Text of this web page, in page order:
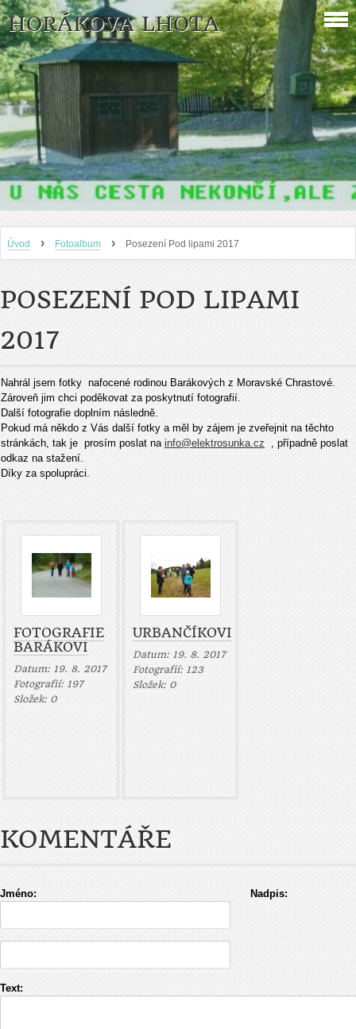
HORÁKOVA LHOTA
Úvod › Fotoalbum › Posezení Pod lipami 2017
POSEZENÍ POD LIPAMI
2017
Nahrál jsem fotky nafocené rodinou Barákových z Moravské Chrastové.
Zároveň jim chci poděkovat za poskytnutí fotografií.
Další fotografie doplním následně.
Pokud má někdo z Vás další fotky a měl by zájem je zveřejnit na těchto
stránkách, tak je prosím poslat na info@elektrosunka.cz , případně poslat
odkaz na stažení.
Díky za spolupráci.
FOTOGRAFIE
BARÁKOVI
Datum: 19. 8. 2017
Fotografií: 197
Složek: 0
URBANČÍKOVI
Datum: 19. 8. 2017
Fotografií: 123
Složek: 0
KOMENTÁŘE
Jméno: Nadpis:
Text: